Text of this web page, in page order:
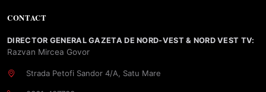
CONTACT
DIRECTOR GENERAL GAZETA DE NORD-VEST & NORD VEST TV:
Razvan Mircea Govor
Strada Petofi Sandor 4/A, Satu Mare